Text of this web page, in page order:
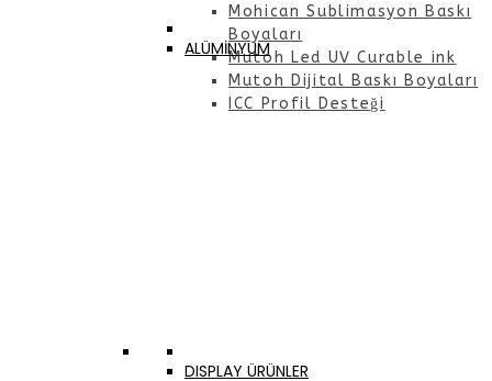
Mohican Sublimasyon Baskı
Boyaları
Mutoh Led UV Curable ink
Mutoh Dijital Baskı Boyaları
ICC Profil Desteği
ALÜMİNYUM
DISPLAY ÜRÜNLER